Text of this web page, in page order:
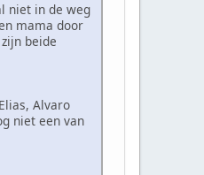
niet in de weg
mama door
beide
Alvaro
niet een van